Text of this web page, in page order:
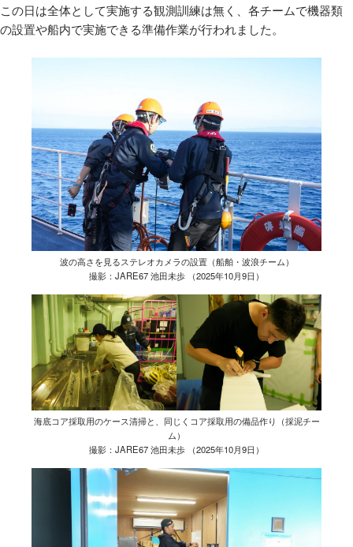
この日は全体として実施する観測訓練は無く、各チームで機器類
の設置や船内で実施できる準備作業が行われました。
波の高さを見るステレオカメラの設置（船舶・波浪チーム）
撮影：JARE67 池田未歩 （2025年10月9日）
海底コア採取用のケース清掃と、同じくコア採取用の備品作り（採泥チー
ム）
撮影：JARE67 池田未歩 （2025年10月9日）